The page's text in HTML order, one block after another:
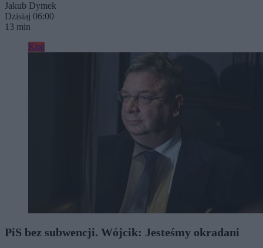
Jakub Dymek
Dzisiaj 06:00
13 min
Kraj
PiS bez subwencji. Wójcik: Jesteśmy okradani